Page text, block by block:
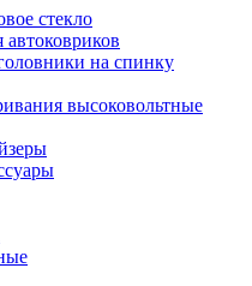
стекло
на спинку
высоковольтные